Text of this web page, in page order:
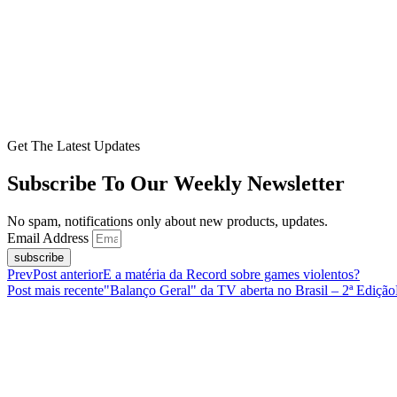
Get The Latest Updates
Subscribe To Our Weekly Newsletter
No spam, notifications only about new products, updates.
Email Address
subscribe
PrevPost anteriorE a matéria da Record sobre games violentos?
Post mais recente"Balanço Geral" da TV aberta no Brasil – 2ª Edição